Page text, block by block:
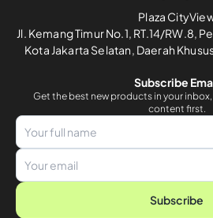
Plaza
Jl. Kemang Timur No.1, RT.14/RW.8,
Kota Jakarta Selatan, Daerah
Subscribe
Get the best new products in your
content first.
Subscribe